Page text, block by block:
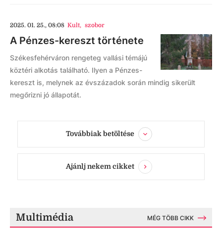
2025. 01. 25., 08:08 Kult, szobor
A Pénzes-kereszt története
Székesfehérváron rengeteg vallási témájú
köztéri alkotás található. Ilyen a Pénzes-
kereszt is, melynek az évszázadok során mindig sikerült
megőrizni jó állapotát.
Továbbiak betöltése
Ajánlj nekem cikket
Multimédia MÉG TÖBB CIKK